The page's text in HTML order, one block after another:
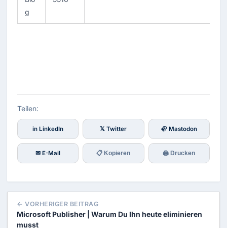
g
Teilen:
in LinkedIn 𝕏 Twitter 🦣 Mastodon
✉ E-Mail 📋 Kopieren 🖨 Drucken
← VORHERIGER BEITRAG
Microsoft Publisher | Warum Du Ihn heute eliminieren
musst